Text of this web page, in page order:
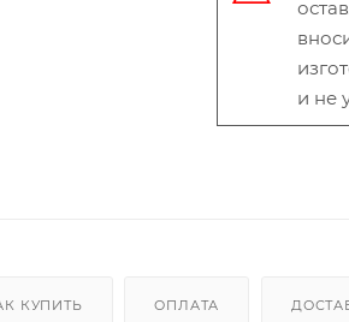
и не
КУПИТЬ ОПЛАТА